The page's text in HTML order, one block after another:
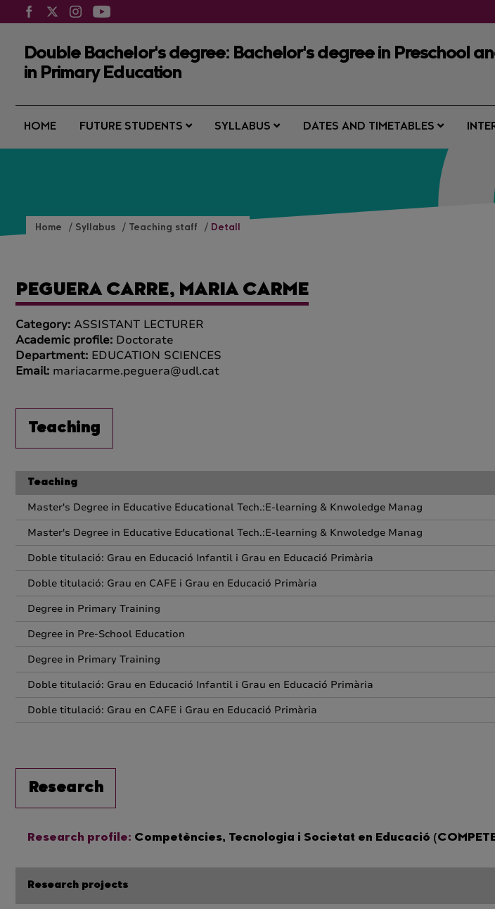
Double Bachelor's degree: Bachelor's degree in Preschool
in Primary Education
HOME FUTURE STUDENTS SYLLABUS DATES AND TIMETABLES
Home Syllabus Teaching staff Detall
PEGUERA CARRE, MARIA CARME
Category: ASSISTANT LECTURER
Academic profile: Doctorate
Department: EDUCATION SCIENCES
Email: mariacarme.peguera@udl.cat
Teaching
Teaching
Master's Degree in Educative Educational Tech.:E-learning & Knwoledge Manag
Master's Degree in Educative Educational Tech.:E-learning & Knwoledge Manag
Doble titulació: Grau en Educació Infantil i Grau en Educació Primària
Doble titulació: Grau en CAFE i Grau en Educació Primària
Degree in Primary Training
Degree in Pre-School Education
Degree in Primary Training
Doble titulació: Grau en Educació Infantil i Grau en Educació Primària
Doble titulació: Grau en CAFE i Grau en Educació Primària
Research
Research profile: Competències, Tecnologia i Societat en Educació
Research projects